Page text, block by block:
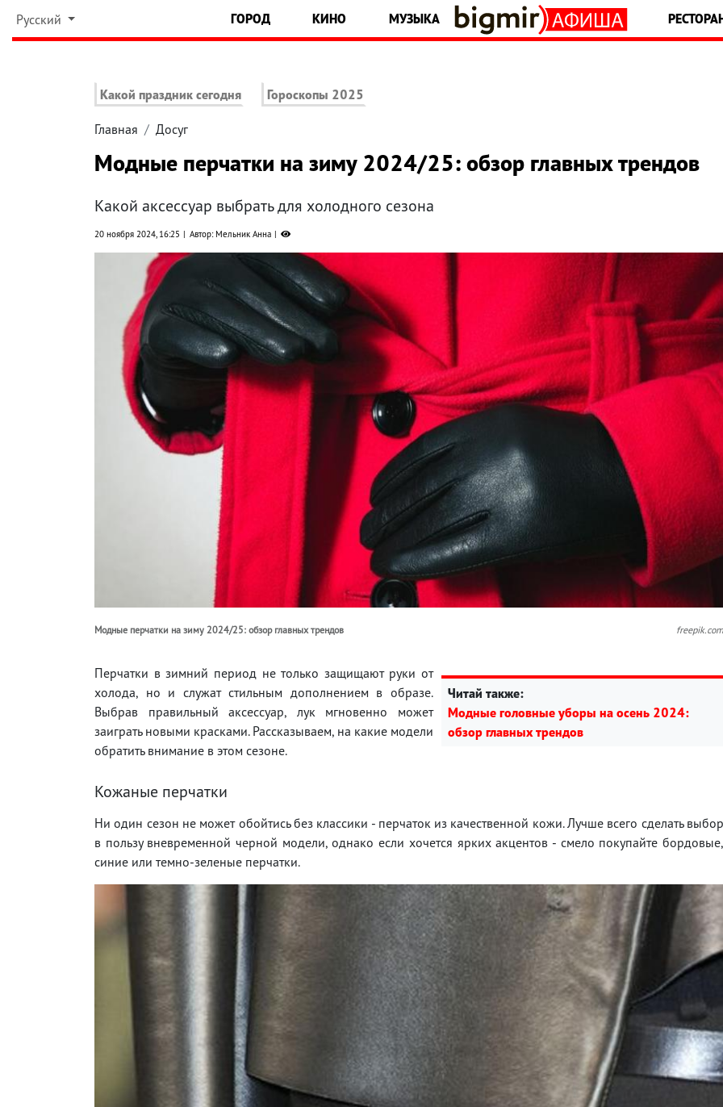
Русский ГОРОД КИНО МУЗЫКА
Какой праздник сегодня Гороскопы 2025
Главная Досуг
Модные перчатки на зиму 2024/25: обзор главных трендов
Какой аксессуар выбрать для холодного сезона
20 ноября 2024, 16:25 Автор: Мельник Анна
Модные перчатки на зиму 2024/25: обзор главных трендов freepik.com
Читай также:
Модные головные уборы на осень 2024:
обзор главных трендов
Перчатки в зимний период не только защищают руки от
холода, но и служат стильным дополнением в образе.
Выбрав правильный аксессуар, лук мгновенно может
заиграть новыми красками. Рассказываем, на какие модели
обратить внимание в этом сезоне.
Кожаные перчатки
Ни один сезон не может обойтись без классики - перчаток из качественной кожи. Лучше всего сделать выбор
в пользу вневременной черной модели, однако если хочется ярких акцентов - смело покупайте бордовые,
синие или темно-зеленые перчатки.